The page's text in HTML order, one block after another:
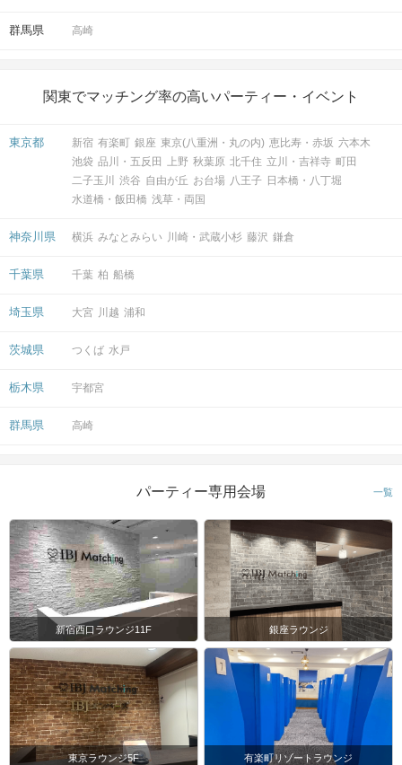
注意事項
人数
6対6程度で進行予定（最少開催人数：
3対3）
※人数調整をしておりますが、無断キ
ャンセルなどで
人数差が生じてしまう場合がありま
す。
持ち物
スマートフォン・顔写真付きの身分証
（運転免許証、マイナンバーカード、
パスポートなど）
お食事
飲み物
お茶、お菓子類（持ち込み自由）
群馬県 高崎
関東でマッチング率の高いパーティー・イベント
東京都 新宿 有楽町 銀座 東京(八重洲・丸の内) 恵比寿・赤坂 六本木
池袋 品川・五反田 上野 秋葉原 北千住 立川・吉祥寺 町田
二子玉川
渋谷 自由が丘 お台場 八王子 日本橋・八丁堀
水道橋・飯田橋 浅草・両国
神奈川県 横浜 みなとみらい 川崎・武蔵小杉 藤沢 鎌倉
千葉県 千葉 柏 船橋
埼玉県 大宮 川越 浦和
茨城県 つくば 水戸
栃木県 宇都宮
群馬県 高崎
パーティー専用会場 一覧
新宿西口ラウンジ11F 銀座ラウンジ
東京ラウンジ5F 有楽町リゾートラウンジ